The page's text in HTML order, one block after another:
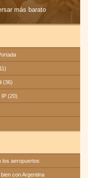
más barato
(36)
IP (20)
los aeropuertos
con Argentina